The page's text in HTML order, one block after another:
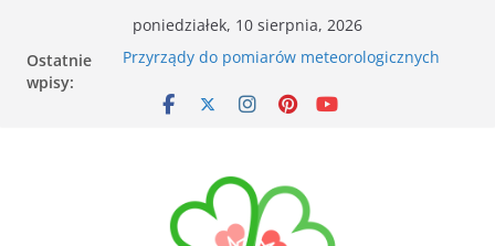
poniedziałek, 10 sierpnia, 2026
Ostatnie
wpisy:
Przyrządy do pomiarów meteorologicznych
warzyw
Narzędzia ogrodnicze nieocenionym
wsparciem w ogrodzie